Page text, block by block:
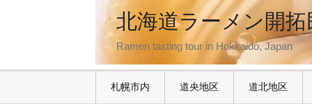
北海道ラーメン開拓
Ramen tasting tour in Hokkaido, Japan
札幌市内 道央地区 道北地区